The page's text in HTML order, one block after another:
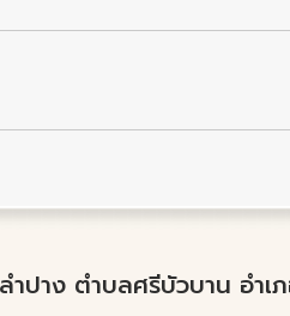
ปาง ตำบลศรีบัวบาน อำเ